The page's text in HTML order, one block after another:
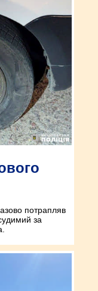
потрапляв
за